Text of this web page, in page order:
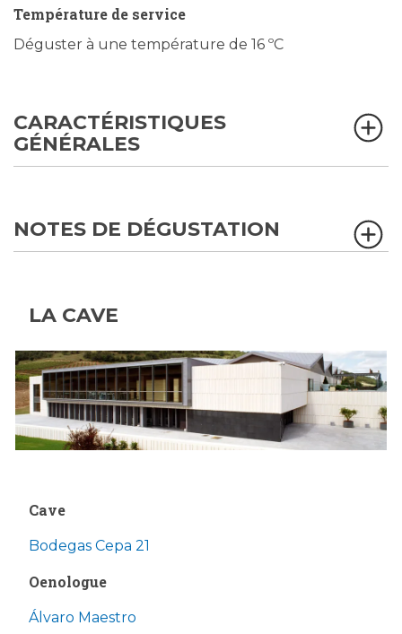
Température de service
Déguster à une température de 16 ºC
CARACTÉRISTIQUES
GÉNÉRALES
NOTES DE DÉGUSTATION
LA CAVE
Cave
Bodegas Cepa 21
Oenologue
Álvaro Maestro